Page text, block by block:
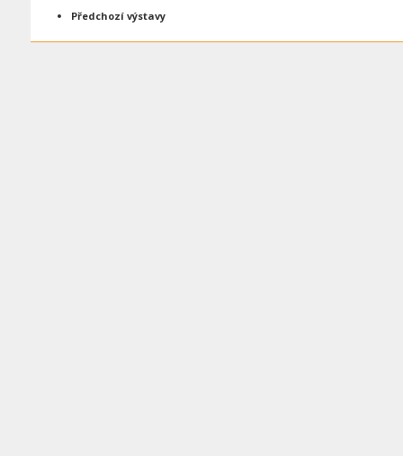
Předchozí výstavy